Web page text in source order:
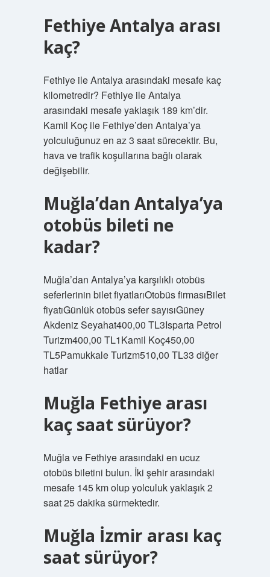
Fethiye Antalya arası
kaç?
Fethiye ile Antalya arasındaki mesafe kaç
kilometredir? Fethiye ile Antalya
arasındaki mesafe yaklaşık 189 km’dir.
Kamil Koç ile Fethiye’den Antalya’ya
yolculuğunuz en az 3 saat sürecektir. Bu,
hava ve trafik koşullarına bağlı olarak
değişebilir.
Muğla’dan Antalya’ya
otobüs bileti ne
kadar?
Muğla’dan Antalya’ya karşılıklı otobüs
seferlerinin bilet fiyatlarıOtobüs firmasıBilet
fiyatıGünlük otobüs sefer sayısıGüney
Akdeniz Seyahat400,00 TL3Isparta Petrol
Turizm400,00 TL1Kamil Koç450,00
TL5Pamukkale Turizm510,00 TL33 diğer
hatlar
Muğla Fethiye arası
kaç saat sürüyor?
Muğla ve Fethiye arasındaki en ucuz
otobüs biletini bulun. İki şehir arasındaki
mesafe 145 km olup yolculuk yaklaşık 2
saat 25 dakika sürmektedir.
Muğla İzmir arası kaç
saat sürüyor?